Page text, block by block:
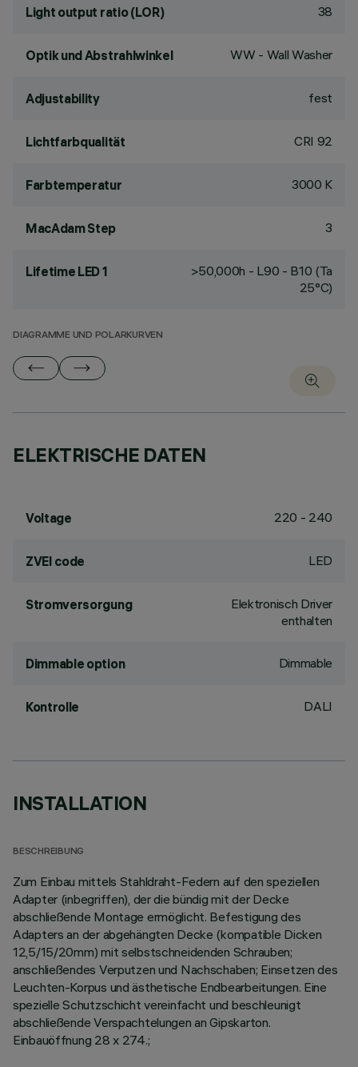
Light output ratio (LOR) 38
Optik und Abstrahlwinkel WW - Wall Washer
Adjustability fest
Lichtfarbqualität CRI 92
Farbtemperatur 3000 K
MacAdam Step 3
Lifetime LED 1
>50,000h - L90 - B10 (Ta
25°C)
DIAGRAMME UND POLARKURVEN
ELEKTRISCHE DATEN
Voltage 220 - 240
ZVEI code LED
Stromversorgung
Elektronisch Driver
enthalten
Dimmable option Dimmable
Kontrolle DALI
INSTALLATION
BESCHREIBUNG
Zum Einbau mittels Stahldraht-Federn auf den speziellen
Adapter (inbegriffen), der die bündig mit der Decke
abschließende Montage ermöglicht. Befestigung des
Adapters an der abgehängten Decke (kompatible Dicken
12,5/15/20mm) mit selbstschneidenden Schrauben;
anschließendes Verputzen und Nachschaben; Einsetzen des
Leuchten-Korpus und ästhetische Endbearbeitungen. Eine
spezielle Schutzschicht vereinfacht und beschleunigt
abschließende Verspachtelungen an Gipskarton.
Einbauöffnung 28 x 274.;